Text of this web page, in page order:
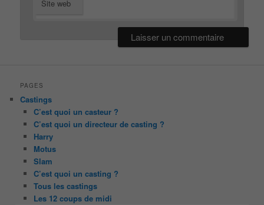
Site web
PAGES
Castings
C’est quoi un casteur ?
C’est quoi un directeur de casting ?
Harry
Motus
Slam
C’est quoi un casting ?
Tous les castings
Les 12 coups de midi